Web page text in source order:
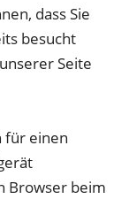
dass Sie
besucht
Seite
für einen
Browser beim